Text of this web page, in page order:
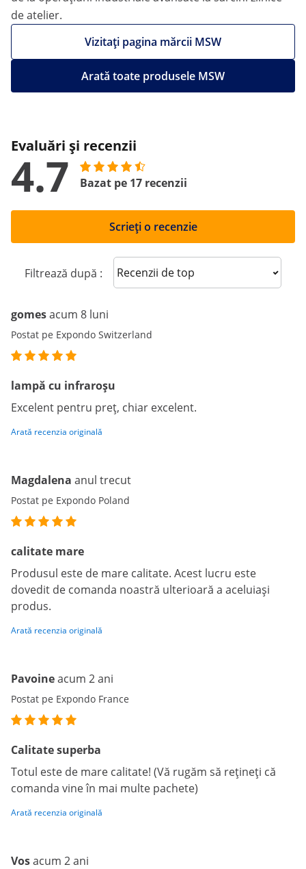
de atelier.
Vizitați pagina mărcii MSW
Arată toate produsele MSW
Evaluări și recenzii
4.7 Bazat pe 17 recenzii
Scrieți o recenzie
Filtrează după : Sort reviews
gomesacum 8 luni
Postat pe Expondo Switzerland
lampă cu infraroșu
Excelent pentru preț, chiar excelent.
Arată recenzia originală
Magdalena anul trecut
Postat pe Expondo Poland
calitate mare
Produsul este de mare calitate. Acest lucru este
dovedit de comanda noastră ulterioară a aceluiași
produs.
Arată recenzia originală
Pavoineacum 2 ani
Postat pe Expondo France
Calitate superba
Totul este de mare calitate! (Vă rugăm să rețineți că
comanda vine în mai multe pachete)
Arată recenzia originală
Vosacum 2 ani